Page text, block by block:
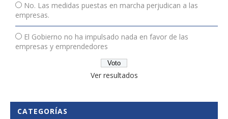
No. Las medidas puestas en marcha perjudican a las
empresas.
El Gobierno no ha impulsado nada en favor de las
empresas y emprendedores
Ver resultados
CATEGORÍAS